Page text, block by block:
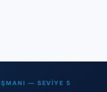
— SEVIYE 5